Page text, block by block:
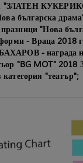
"ЗЛАТЕН
българска
"Нова
- Враца 2018
- награда
"BG MOT"
"театър";